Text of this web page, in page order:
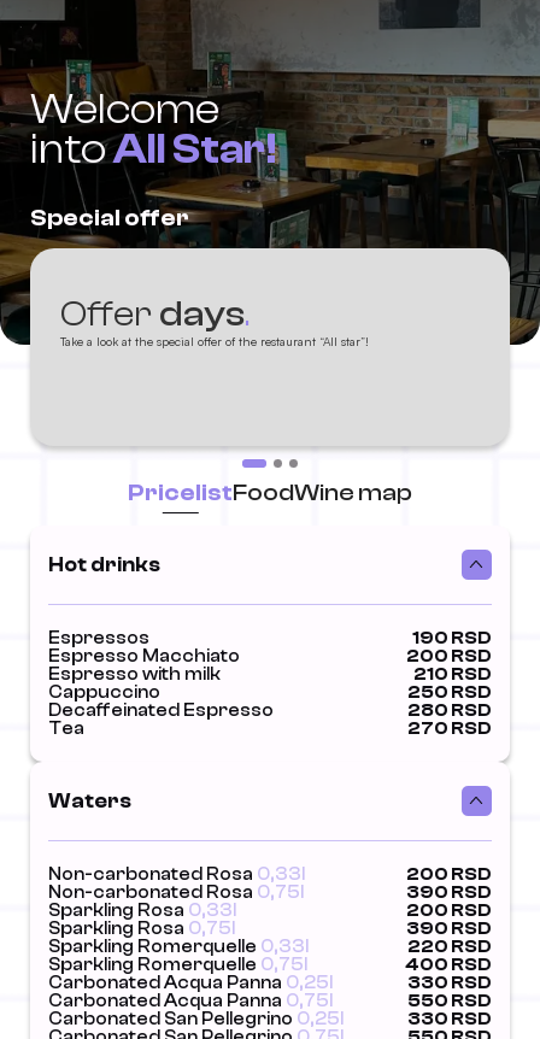
Welcome
intoAll Star!
Special offer
Offer days.
Take a look at the special offer of the restaurant “All star”!
PricelistFoodWine map
Hot drinks
Espressos
190 RSD
Espresso Macchiato
200 RSD
Espresso with milk
210 RSD
Cappuccino
250 RSD
Decaffeinated Espresso
280 RSD
Tea
270 RSD
Waters
Non-carbonated Rosa 0,33l
200 RSD
Non-carbonated Rosa 0,75l
390 RSD
Sparkling Rosa 0,33l
200 RSD
Sparkling Rosa 0,75l
390 RSD
Sparkling Romerquelle 0,33l
220 RSD
Sparkling Romerquelle 0,75l
400 RSD
Carbonated Acqua Panna 0,25l
330 RSD
Carbonated Acqua Panna 0,75l
550 RSD
Carbonated San Pellegrino 0,25l
330 RSD